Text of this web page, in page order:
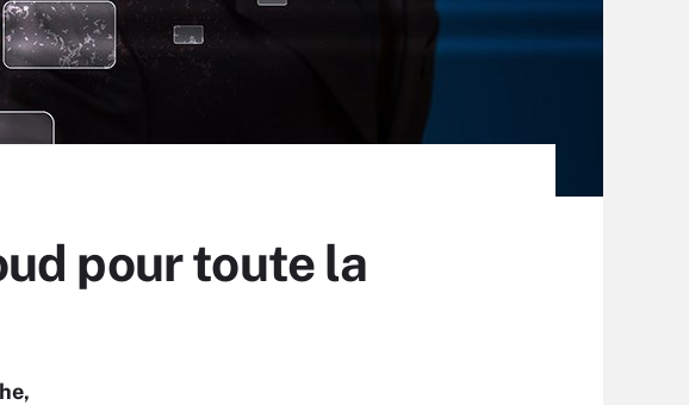
pour toute la